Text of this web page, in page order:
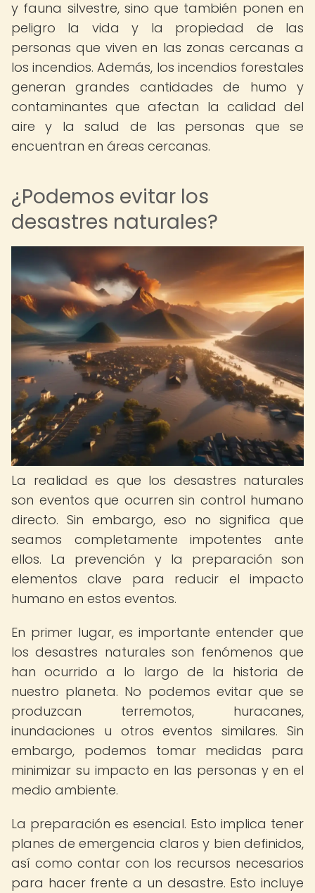
y fauna silvestre, sino que también ponen en
peligro la vida y la propiedad de las
personas que viven en las zonas cercanas a
los incendios. Además, los incendios forestales
generan grandes cantidades de humo y
contaminantes que afectan la calidad del
aire y la salud de las personas que se
encuentran en áreas cercanas.
¿Podemos evitar los
desastres naturales?
La realidad es que los desastres naturales
son eventos que ocurren sin control humano
directo. Sin embargo, eso no significa que
seamos completamente impotentes ante
ellos. La prevención y la preparación son
elementos clave para reducir el impacto
humano en estos eventos.
En primer lugar, es importante entender que
los desastres naturales son fenómenos que
han ocurrido a lo largo de la historia de
nuestro planeta. No podemos evitar que se
produzcan terremotos, huracanes,
inundaciones u otros eventos similares. Sin
embargo, podemos tomar medidas para
minimizar su impacto en las personas y en el
medio ambiente.
La preparación es esencial. Esto implica tener
planes de emergencia claros y bien definidos,
así como contar con los recursos necesarios
para hacer frente a un desastre. Esto incluye